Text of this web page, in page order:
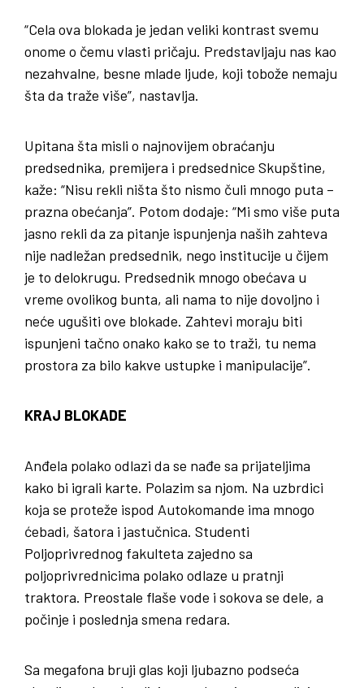
“Cela ova blokada je jedan veliki kontrast svemu
onome o čemu vlasti pričaju. Predstavljaju nas kao
nezahvalne, besne mlade ljude, koji tobože nemaju
šta da traže više”, nastavlja.
Upitana šta misli o najnovijem obraćanju
predsednika, premijera i predsednice Skupštine,
kaže: “Nisu rekli ništa što nismo čuli mnogo puta –
prazna obećanja”. Potom dodaje: “Mi smo više puta
jasno rekli da za pitanje ispunjenja naših zahteva
nije nadležan predsednik, nego institucije u čijem
je to delokrugu. Predsednik mnogo obećava u
vreme ovolikog bunta, ali nama to nije dovoljno i
neće ugušiti ove blokade. Zahtevi moraju biti
ispunjeni tačno onako kako se to traži, tu nema
prostora za bilo kakve ustupke i manipulacije”.
KRAJ BLOKADE
Anđela polako odlazi da se nađe sa prijateljima
kako bi igrali karte. Polazim sa njom. Na uzbrdici
koja se proteže ispod Autokomande ima mnogo
ćebadi, šatora i jastučnica. Studenti
Poljoprivrednog fakulteta zajedno sa
poljoprivrednicima polako odlaze u pratnji
traktora. Preostale flaše vode i sokova se dele, a
počinje i poslednja smena redara.
Sa megafona bruji glas koji ljubazno podseća